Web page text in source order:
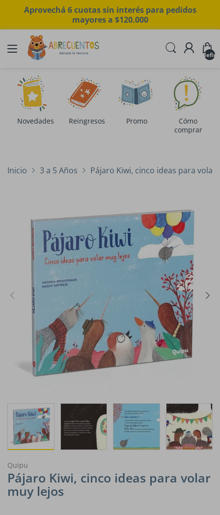
Aprovechá 6 cuotas sin interés para pedidos
mayores a $120.000
Novedades Reingresos Promo
Cómo
comprar
Inicio 3 a 5 Años Pájaro Kiwi, cinco ideas para volar
Quipu
Pájaro Kiwi, cinco ideas para volar
muy lejos